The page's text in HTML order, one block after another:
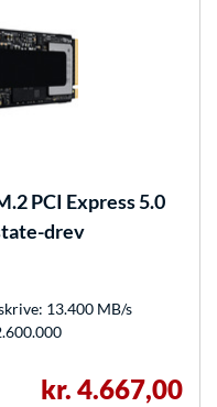
PCI Express 5.0
drev
13.400 MB/s
kr. 4.667,00